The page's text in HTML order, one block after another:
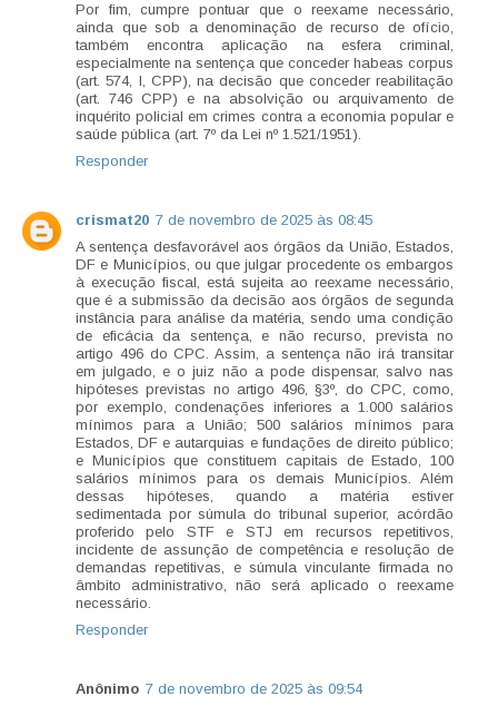
Por fim, cumpre pontuar que o reexame necessário,
ainda que sob a denominação de recurso de ofício,
também encontra aplicação na esfera criminal,
especialmente na sentença que conceder habeas corpus
(art. 574, I, CPP), na decisão que conceder reabilitação
(art. 746 CPP) e na absolvição ou arquivamento de
inquérito policial em crimes contra a economia popular e
saúde pública (art. 7º da Lei nº 1.521/1951).
Responder
crismat20 7 de novembro de 2025 às 08:45
A sentença desfavorável aos órgãos da União, Estados,
DF e Municípios, ou que julgar procedente os embargos
à execução fiscal, está sujeita ao reexame necessário,
que é a submissão da decisão aos órgãos de segunda
instância para análise da matéria, sendo uma condição
de eficácia da sentença, e não recurso, prevista no
artigo 496 do CPC. Assim, a sentença não irá transitar
em julgado, e o juiz não a pode dispensar, salvo nas
hipóteses previstas no artigo 496, §3º, do CPC, como,
por exemplo, condenações inferiores a 1.000 salários
mínimos para a União; 500 salários mínimos para
Estados, DF e autarquias e fundações de direito público;
e Municípios que constituem capitais de Estado, 100
salários mínimos para os demais Municípios. Além
dessas hipóteses, quando a matéria estiver
sedimentada por súmula do tribunal superior, acórdão
proferido pelo STF e STJ em recursos repetitivos,
incidente de assunção de competência e resolução de
demandas repetitivas, e súmula vinculante firmada no
âmbito administrativo, não será aplicado o reexame
necessário.
Responder
Anônimo 7 de novembro de 2025 às 09:54